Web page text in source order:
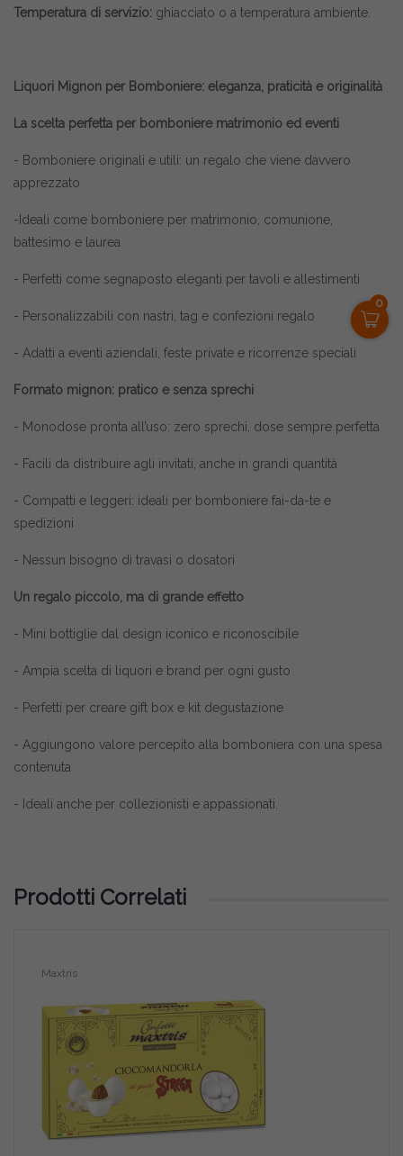
0
Temperatura di servizio: ghiacciato o a temperatura ambiente.
Liquori Mignon per Bomboniere: eleganza, praticità e originalità
La scelta perfetta per bomboniere matrimonio ed eventi
- Bomboniere originali e utili: un regalo che viene davvero
apprezzato
-Ideali come bomboniere per matrimonio, comunione,
battesimo e laurea
- Perfetti come segnaposto eleganti per tavoli e allestimenti
- Personalizzabili con nastri, tag e confezioni regalo
- Adatti a eventi aziendali, feste private e ricorrenze speciali
Formato mignon: pratico e senza sprechi
- Monodose pronta all’uso: zero sprechi, dose sempre perfetta
- Facili da distribuire agli invitati, anche in grandi quantità
- Compatti e leggeri: ideali per bomboniere fai-da-te e
spedizioni
- Nessun bisogno di travasi o dosatori
Un regalo piccolo, ma di grande effetto
- Mini bottiglie dal design iconico e riconoscibile
- Ampia scelta di liquori e brand per ogni gusto
- Perfetti per creare gift box e kit degustazione
- Aggiungono valore percepito alla bomboniera con una spesa
contenuta
- Ideali anche per collezionisti e appassionati.
Prodotti Correlati
Maxtris